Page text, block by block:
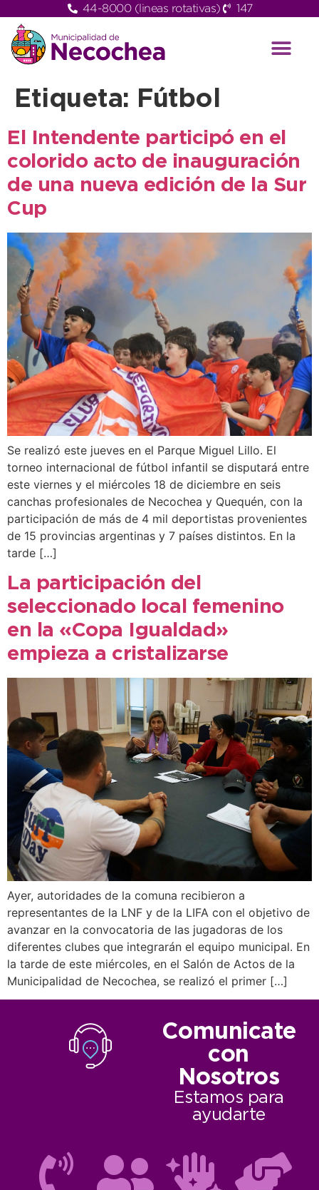
44-8000 (lineas rotativas) 147
Etiqueta: Fútbol
El Intendente participó en el
colorido acto de inauguración
de una nueva edición de la Sur
Cup
Se realizó este jueves en el Parque Miguel Lillo. El
torneo internacional de fútbol infantil se disputará entre
este viernes y el miércoles 18 de diciembre en seis
canchas profesionales de Necochea y Quequén, con la
participación de más de 4 mil deportistas provenientes
de 15 provincias argentinas y 7 países distintos. En la
tarde […]
La participación del
seleccionado local femenino
en la «Copa Igualdad»
empieza a cristalizarse
Ayer, autoridades de la comuna recibieron a
representantes de la LNF y de la LIFA con el objetivo de
avanzar en la convocatoria de las jugadoras de los
diferentes clubes que integrarán el equipo municipal. En
la tarde de este miércoles, en el Salón de Actos de la
Municipalidad de Necochea, se realizó el primer […]
Comunicate
con
Nosotros
Estamos para
ayudarte